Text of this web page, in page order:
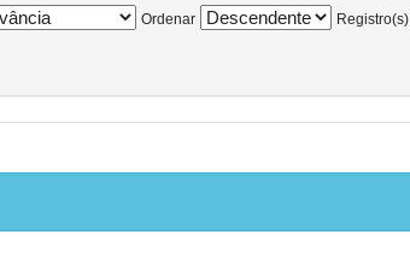
Ordenar Registro(s)